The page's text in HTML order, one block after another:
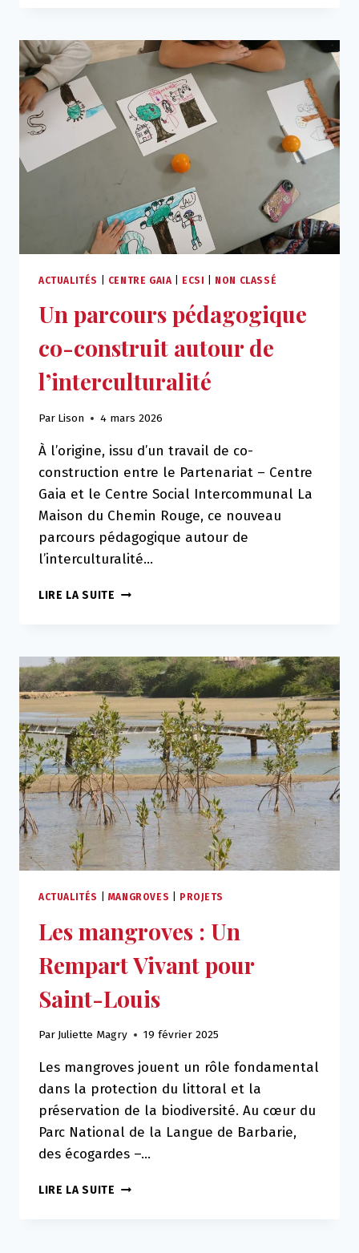
LE
CADRE
PROJET
VERT
DEMAIN
ACTUALITÉS CENTRE GAIA ECSI NON CLASSÉ
Un parcours pédagogique
co-construit autour de
l’interculturalité
Par Lison 4 mars 2026
À l’origine, issu d’un travail de co-
construction entre le Partenariat – Centre
Gaia et le Centre Social Intercommunal La
Maison du Chemin Rouge, ce nouveau
parcours pédagogique autour de
l’interculturalité…
LIRE LA SUITE UN
CONSTRUIT
AUTOUR
DE
L’INTERCULTURALITÉ
ACTUALITÉS MANGROVES PROJETS
Les mangroves : Un
Rempart Vivant pour
Saint-Louis
Par Juliette Magry 19 février 2025
Les mangroves jouent un rôle fondamental
dans la protection du littoral et la
préservation de la biodiversité. Au cœur du
Parc National de la Langue de Barbarie,
des écogardes –…
LIRE LA SUITE LES